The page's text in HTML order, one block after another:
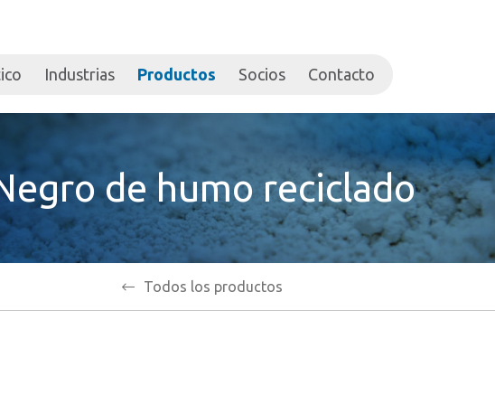
Industrias Productos Socios Contacto
de humo reciclado
Todos los productos